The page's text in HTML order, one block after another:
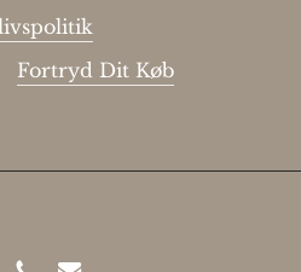
Fortryd Dit Køb